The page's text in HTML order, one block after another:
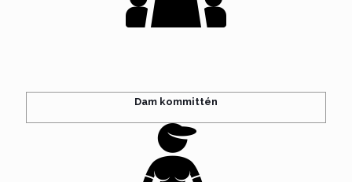
Dam kommittén